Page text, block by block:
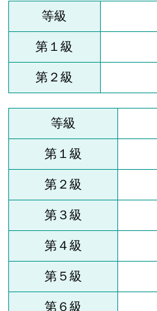
等級
第１級
第２級
等級
第１級
第２級
第３級
第４級
第５級
第６級